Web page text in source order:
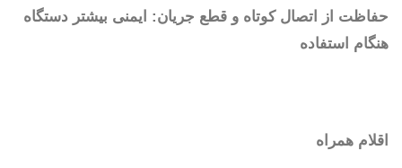
حفاظت از اتصال کوتاه و قطع جریان: ایمنی بیشتر دستگاه
هنگام استفاده
اقلام همراه